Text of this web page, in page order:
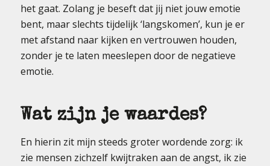
het gaat. Zolang je beseft dat jij niet jouw emotie
bent, maar slechts tijdelijk ‘langskomen’, kun je er
met afstand naar kijken en vertrouwen houden,
zonder je te laten meeslepen door de negatieve
emotie.
Wat zijn je waardes?
En hierin zit mijn steeds groter wordende zorg: ik
zie mensen zichzelf kwijtraken aan de angst, ik zie